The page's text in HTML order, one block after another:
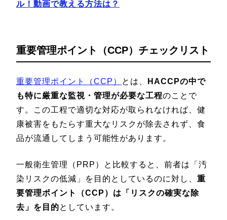
ル！動画で教える方法は？
重要管理ポイント（CCP）チェックリスト
重要管理ポイント（CCP） とは、
HACCPの中で
も特に厳重な監視・管理が必要な工程のことで
す。この工程で適切な対応が取られなければ、健
康被害をもたらす重大なリスクが除去されず、食
品が流通してしまう可能性があります。
一般衛生管理（PRP）と比較すると、前者は「汚
染リスクの低減」を目的としているのに対し、 重
要管理ポイント（CCP）は「リスクの確実な除
去」を目的としています。